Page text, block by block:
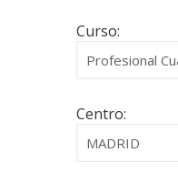
Curso:
Centro: